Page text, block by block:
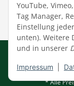
YouTube,
Tag Manager,
Einstellung
unten). Weitere
und in unserer
Impressum
* Alle